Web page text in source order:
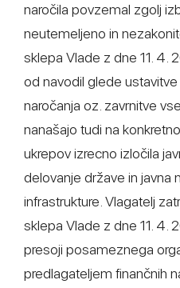
naročila povzemal zgolj
neutemeljeno in
sklepa Vlade z dne 11. 4.
od navodil glede
naročanja oz. zavrnitve
nanašajo tudi na
ukrepov izrecno izločila
delovanje države in javna
infrastrukture. Vlagatelj
sklepa Vlade z dne 11. 4.
presoji posameznega
predlagateljem finančnih